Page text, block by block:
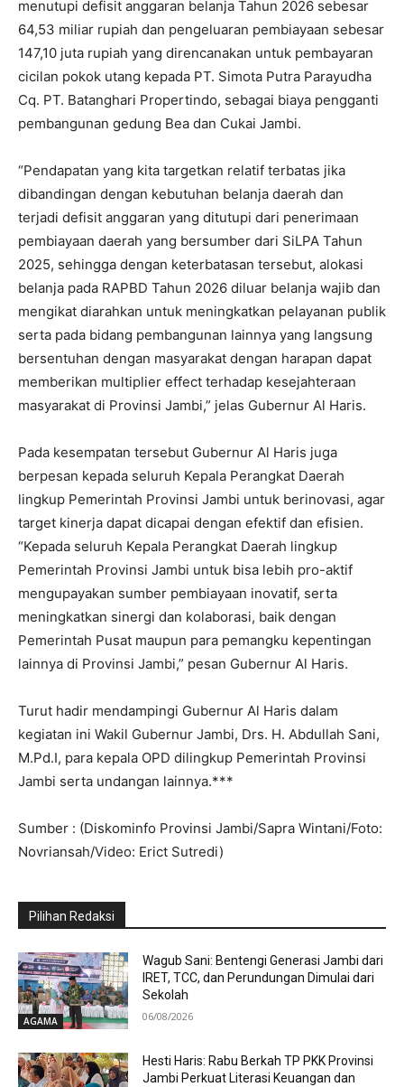
menutupi defisit anggaran belanja Tahun 2026 sebesar
64,53 miliar rupiah dan pengeluaran pembiayaan sebesar
147,10 juta rupiah yang direncanakan untuk pembayaran
cicilan pokok utang kepada PT. Simota Putra Parayudha
Cq. PT. Batanghari Propertindo, sebagai biaya pengganti
pembangunan gedung Bea dan Cukai Jambi.
“Pendapatan yang kita targetkan relatif terbatas jika
dibandingan dengan kebutuhan belanja daerah dan
terjadi defisit anggaran yang ditutupi dari penerimaan
pembiayaan daerah yang bersumber dari SiLPA Tahun
2025, sehingga dengan keterbatasan tersebut, alokasi
belanja pada RAPBD Tahun 2026 diluar belanja wajib dan
mengikat diarahkan untuk meningkatkan pelayanan publik
serta pada bidang pembangunan lainnya yang langsung
bersentuhan dengan masyarakat dengan harapan dapat
memberikan multiplier effect terhadap kesejahteraan
masyarakat di Provinsi Jambi,” jelas Gubernur Al Haris.
Pada kesempatan tersebut Gubernur Al Haris juga
berpesan kepada seluruh Kepala Perangkat Daerah
lingkup Pemerintah Provinsi Jambi untuk berinovasi, agar
target kinerja dapat dicapai dengan efektif dan efisien.
“Kepada seluruh Kepala Perangkat Daerah lingkup
Pemerintah Provinsi Jambi untuk bisa lebih pro-aktif
mengupayakan sumber pembiayaan inovatif, serta
meningkatkan sinergi dan kolaborasi, baik dengan
Pemerintah Pusat maupun para pemangku kepentingan
lainnya di Provinsi Jambi,” pesan Gubernur Al Haris.
Turut hadir mendampingi Gubernur Al Haris dalam
kegiatan ini Wakil Gubernur Jambi, Drs. H. Abdullah Sani,
M.Pd.I, para kepala OPD dilingkup Pemerintah Provinsi
Jambi serta undangan lainnya.***
Sumber : (Diskominfo Provinsi Jambi/Sapra Wintani/Foto:
Novriansah/Video: Erict Sutredi)
Pilihan Redaksi
AGAMA
Wagub Sani: Bentengi Generasi Jambi dari
IRET, TCC, dan Perundungan Dimulai dari
Sekolah
06/08/2026
Hesti Haris: Rabu Berkah TP PKK Provinsi
Jambi Perkuat Literasi Keuangan dan